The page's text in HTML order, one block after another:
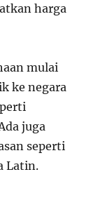
harga
mulai
ke negara
juga
seperti
Latin.